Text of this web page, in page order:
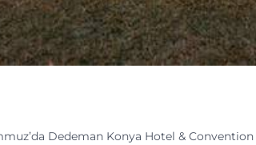
Dedeman Konya Hotel & Convention